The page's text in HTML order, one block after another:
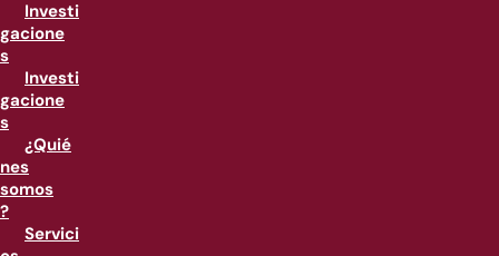
Investi
gacione
s
Investi
gacione
s
¿Quié
nes
somos
?
Servici